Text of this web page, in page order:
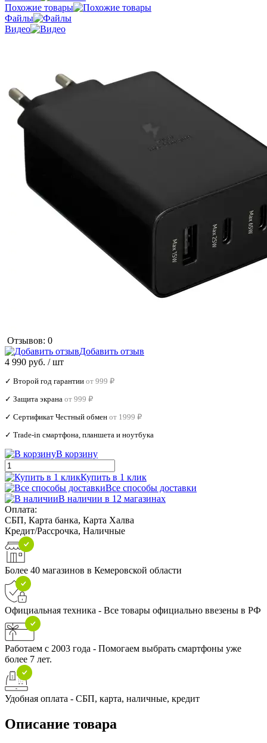
Похожие товары
Файлы
Видео
Отзывов: 0
Добавить отзыв
4 990 руб. / шт
✓ Второй год гарантии от 999 ₽
✓ Защита экрана от 999 ₽
✓ Сертификат Честный обмен от 1999 ₽
✓ Trade‑in смартфона, планшета и ноутбука
В корзину
Купить в 1 клик
Все способы доставки
В наличии в 12 магазинах
Оплата:
СБП, Карта банка, Карта Халва
Кредит/Рассрочка, Наличные
Более 40 магазинов в Кемеровской области
Официальная техника - Все товары официально ввезены в РФ
Работаем с 2003 года - Помогаем выбрать смартфоны уже
более 7 лет.
Удобная оплата - СБП, карта, наличные, кредит
Описание товара